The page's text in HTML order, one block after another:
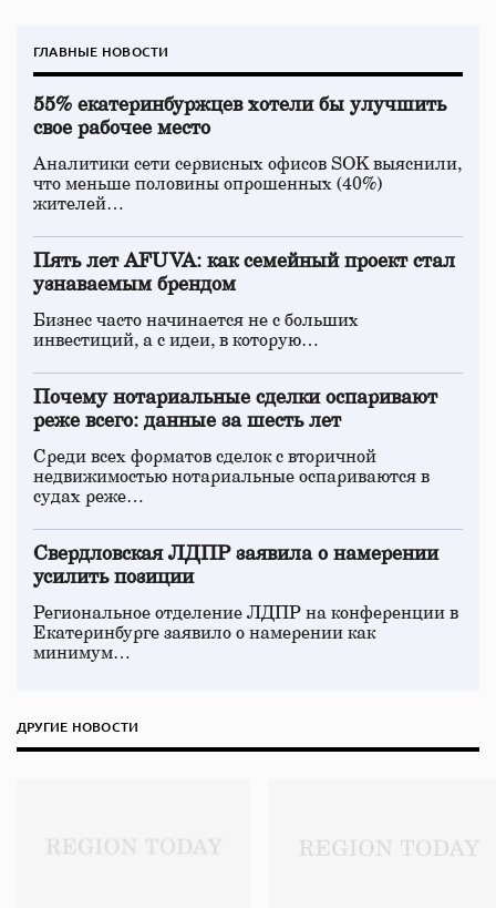
ГЛАВНЫЕ НОВОСТИ
55% екатеринбуржцев хотели бы улучшить
свое рабочее место
Аналитики сети сервисных офисов SOK выяснили,
что меньше половины опрошенных (40%)
жителей…
Пять лет AFUVA: как семейный проект стал
узнаваемым брендом
Бизнес часто начинается не с больших
инвестиций, а с идеи, в которую…
Почему нотариальные сделки оспаривают
реже всего: данные за шесть лет
Среди всех форматов сделок с вторичной
недвижимостью нотариальные оспариваются в
судах реже…
Свердловская ЛДПР заявила о намерении
усилить позиции
Региональное отделение ЛДПР на конференции в
Екатеринбурге заявило о намерении как
минимум…
ДРУГИЕ НОВОСТИ